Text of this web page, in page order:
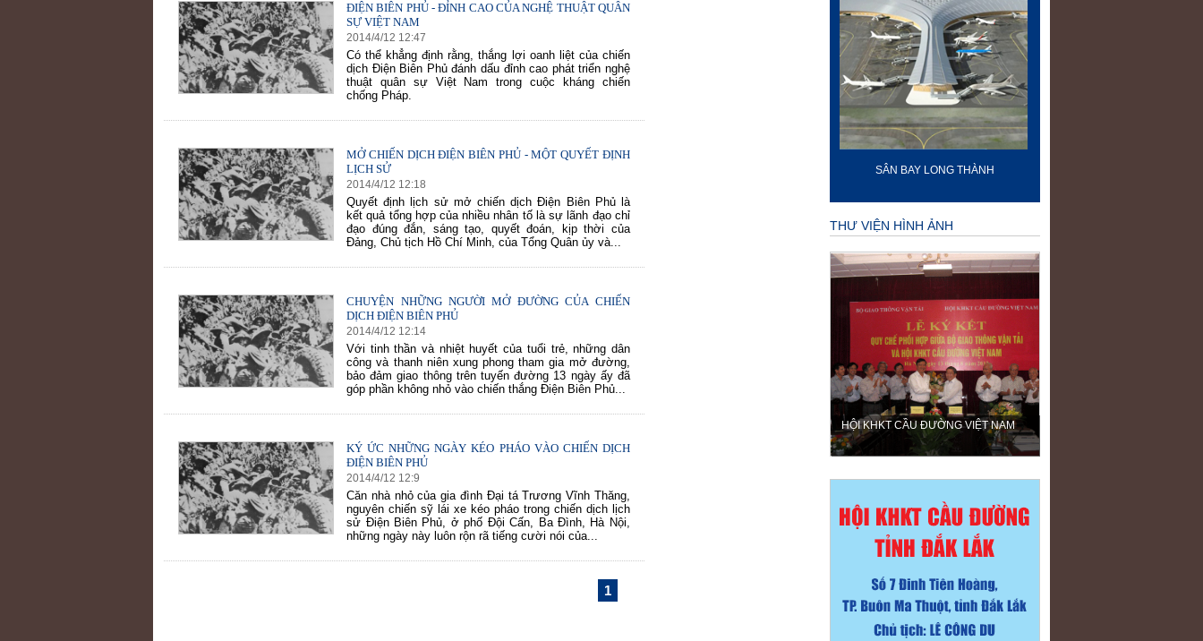
ĐIỆN BIÊN PHỦ - ĐỈNH CAO CỦA NGHỆ THUẬT QUÂN
SỰ VIỆT NAM
2014/4/12 12:47
Có thể khẳng định rằng, thắng lợi oanh liệt của chiến
dịch Điện Biên Phủ đánh dấu đỉnh cao phát triển nghệ
thuật quân sự Việt Nam trong cuộc kháng chiến
chống Pháp.
MỞ CHIẾN DỊCH ĐIỆN BIÊN PHỦ - MỘT QUYẾT ĐỊNH
LỊCH SỬ
2014/4/12 12:18
Quyết định lịch sử mở chiến dịch Điện Biên Phủ là
kết quả tổng hợp của nhiều nhân tố là sự lãnh đạo chỉ
đạo đúng đắn, sáng tạo, quyết đoán, kịp thời của
Đảng, Chủ tịch Hồ Chí Minh, của Tổng Quân ủy và...
CHUYỆN NHỮNG NGƯỜI MỞ ĐƯỜNG CỦA CHIẾN
DỊCH ĐIỆN BIÊN PHỦ
2014/4/12 12:14
Với tinh thần và nhiệt huyết của tuổi trẻ, những dân
công và thanh niên xung phong tham gia mở đường,
bảo đảm giao thông trên tuyến đường 13 ngày ấy đã
góp phần không nhỏ vào chiến thắng Điện Biên Phủ...
KÝ ỨC NHỮNG NGÀY KÉO PHÁO VÀO CHIẾN DỊCH
ĐIỆN BIÊN PHỦ
2014/4/12 12:9
Căn nhà nhỏ của gia đình Đại tá Trương Vĩnh Thăng,
nguyên chiến sỹ lái xe kéo pháo trong chiến dịch lịch
sử Điện Biên Phủ, ở phố Đội Cấn, Ba Đình, Hà Nội,
những ngày này luôn rộn rã tiếng cười nói của...
1
SÂN BAY LONG THÀNH
THƯ VIỆN HÌNH ẢNH
HỘI KHKT CẦU ĐƯỜNG VIỆT NAM